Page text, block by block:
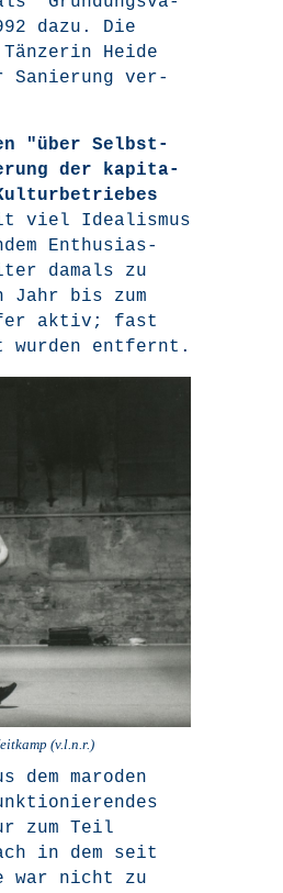
dazu. Die
Hei­de
Sanie­rung ver­
"über Selbst­
der kapi­ta­
viel Idea­lis­mus
Enthu­si­as­
damals zu
Jahr bis zum
aktiv; fast
wur­den entfernt.
(v.l.n.r.)
dem maro­den
zum Teil
in dem seit
war nicht zu